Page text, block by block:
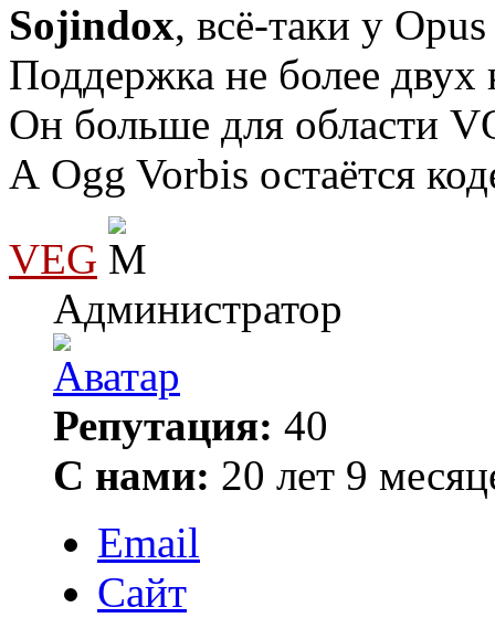
Sojindox, всё-таки у
Поддержка не более
Он больше для области
А Ogg Vorbis остаётся
VEG
Администратор
Репутация: 40
С нами: 20 лет 9
Email
Сайт